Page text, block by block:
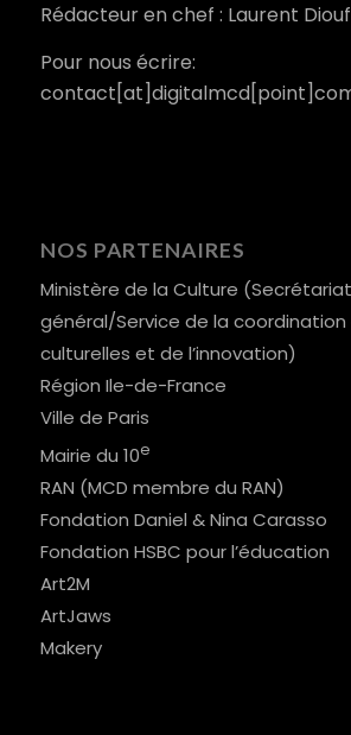
Rédacteur en chef : Laurent Diouf
Pour nous écrire:
NOS PARTENAIRES
Ministère de la Culture (Secrétariat
général/Service de la
culturelles et de l’innovation)
Région Ile-de-France
Ville de Paris
Mairie du 10e
RAN (MCD membre du RAN)
Fondation Daniel & Nina Carasso
Fondation HSBC pour l’éducation
Art2M
ArtJaws
Makery